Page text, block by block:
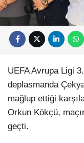
UEFA Avrupa Ligi
deplasmanda
mağlup ettiği
Orkun Kökçü,
geçti.